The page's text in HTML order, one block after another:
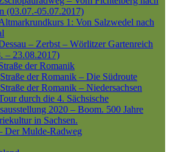
(03.07.-05.07.2017)
1: Von Salzwedel nach
– Zerbst – Wörlitzer Gartenreich
– 23.08.2017)
der Romanik
Straße der Romanik – Die Südroute
Straße der Romanik – Niedersachsen
durch die 4. Sächsische
2020 – Boom. 500 Jahre
in Sachsen.
Der Mulde-Radweg